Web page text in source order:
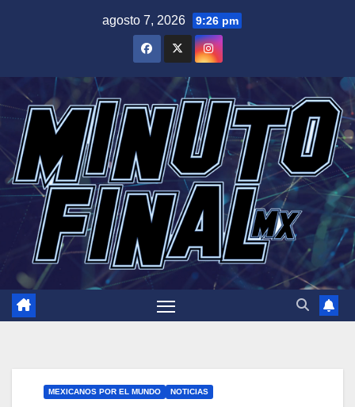
agosto 7, 2026 9:26 pm
MEXICANOS POR EL MUNDO NOTICIAS